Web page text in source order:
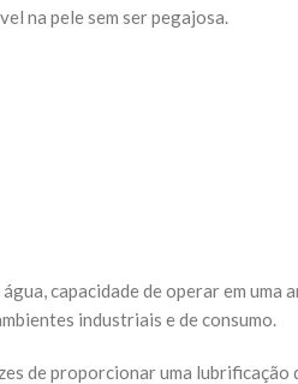
na pele sem ser pegajosa.
capacidade de operar em
industriais e de consumo.
de proporcionar uma